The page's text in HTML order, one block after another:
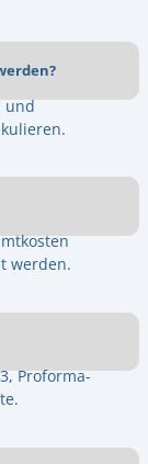
und
werden.
Proforma-